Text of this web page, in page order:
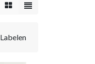
Labelen